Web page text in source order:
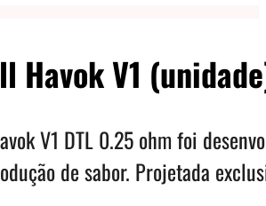
Havok V1
V1 DTL 0.25 ohm foi
de sabor. Projetada